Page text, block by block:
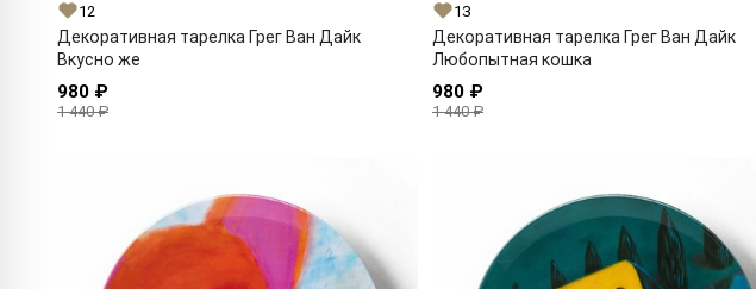
12
Декоративная тарелка Грег Ван Дайк
Вкусно же
980 ₽
1 440 ₽
13
Декоративная тарелка Грег Ван Дайк
Любопытная кошка
980 ₽
1 440 ₽